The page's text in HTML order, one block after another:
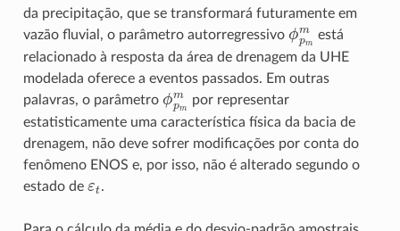
da precipitação, que se transformará futuramente em
vazão fluvial, o parâmetro autorregressivo
ϕp m
está
relacionado à resposta da área de drenagem da UHE
modelada oferece a eventos passados. Em outras
palavras, o parâmetro
ϕp m
por representar
estatisticamente uma característica física da bacia de
drenagem, não deve sofrer modificações por conta do
fenômeno ENOS e, por isso, não é alterado segundo o
estado de
.